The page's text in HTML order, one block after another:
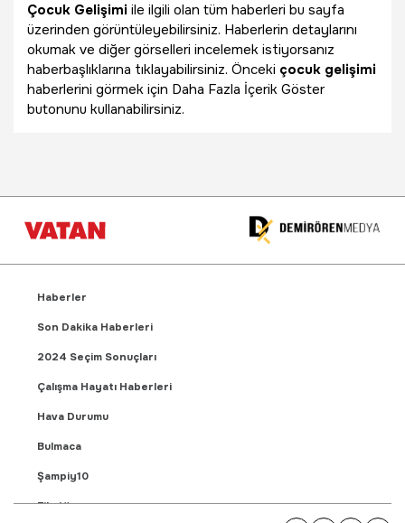
Çocuk Gelişimi ile ilgili olan tüm haberleri bu sayfa
üzerinden görüntüleyebilirsiniz. Haberlerin detaylarını
okumak ve diğer görselleri incelemek istiyorsanız
haberbaşlıklarına tıklayabilirsiniz. Önceki çocuk gelişimi
haberlerini görmek için Daha Fazla İçerik Göster
butonunu kullanabilirsiniz.
Haberler
Son Dakika Haberleri
2024 Seçim Sonuçları
Çalışma Hayatı Haberleri
Hava Durumu
Bulmaca
Şampiy10
Fikstür